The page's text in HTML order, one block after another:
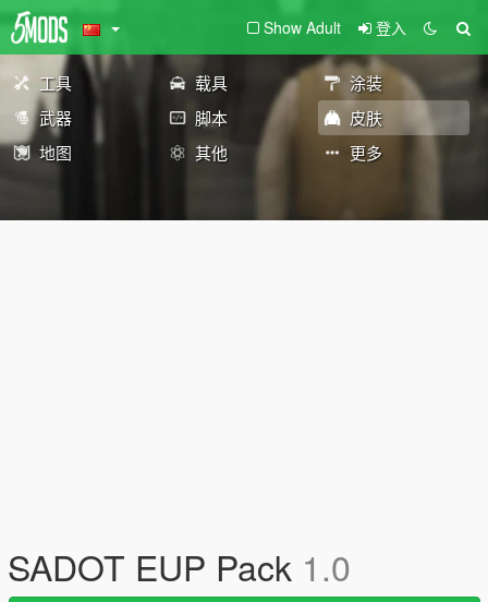
Show Adult 登入
工具 载具
涂装
武器
脚本
皮肤
地图
其他 更多
SADOT EUP Pack 1.0